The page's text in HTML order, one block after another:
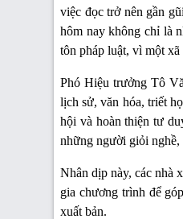
việc đọc trở nên gần
hôm nay không chỉ là
tôn pháp luật, vì một
Phó Hiệu trưởng Tô
lịch sử, văn hóa, triết
hội và hoàn thiện tư
những người giỏi nghề,
Nhân dịp này, các nhà
gia chương trình để
xuất bản.